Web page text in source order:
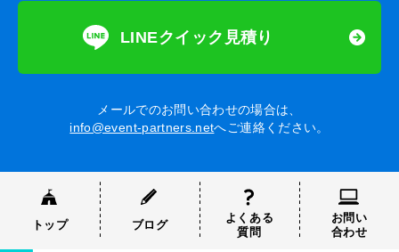
LINEクイック見積り
メールでのお問い合わせの場合は、
info@event-partners.netへご連絡ください。
トップ ブログ
よくある
質問
お問い
合わせ